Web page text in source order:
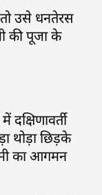
उसे धनतेरस
की पूजा के
थोड़ा छिड़के
का आगमन